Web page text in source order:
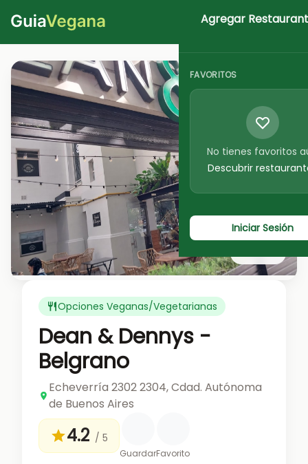
Iniciar Sesion
Agregar
FAVORITOS
No tienes favoritos
Descubrir
Iniciar Sesión
Ver foto
Opciones Veganas/Vegetarianas
Dean & Dennys -
Belgrano
Echeverría 2302 2304, Cdad. Autónoma
de Buenos Aires
4.2 / 5
GuardarFavorito